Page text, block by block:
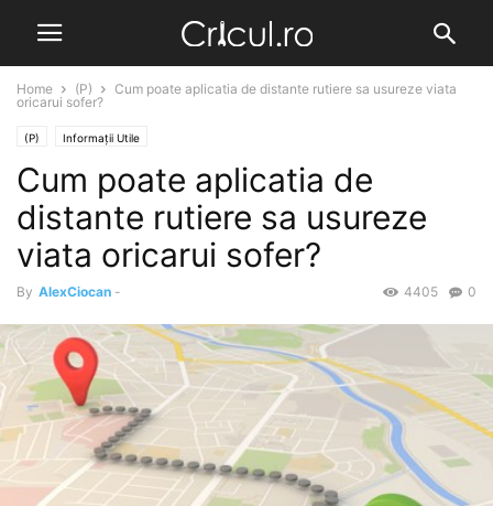
Home (P)
Cum poate aplicatia de distante rutiere sa usureze viata
oricarui sofer?
(P) Informații Utile
Cum poate aplicatia de
distante rutiere sa usureze
viata oricarui sofer?
By AlexCiocan - 0
4405